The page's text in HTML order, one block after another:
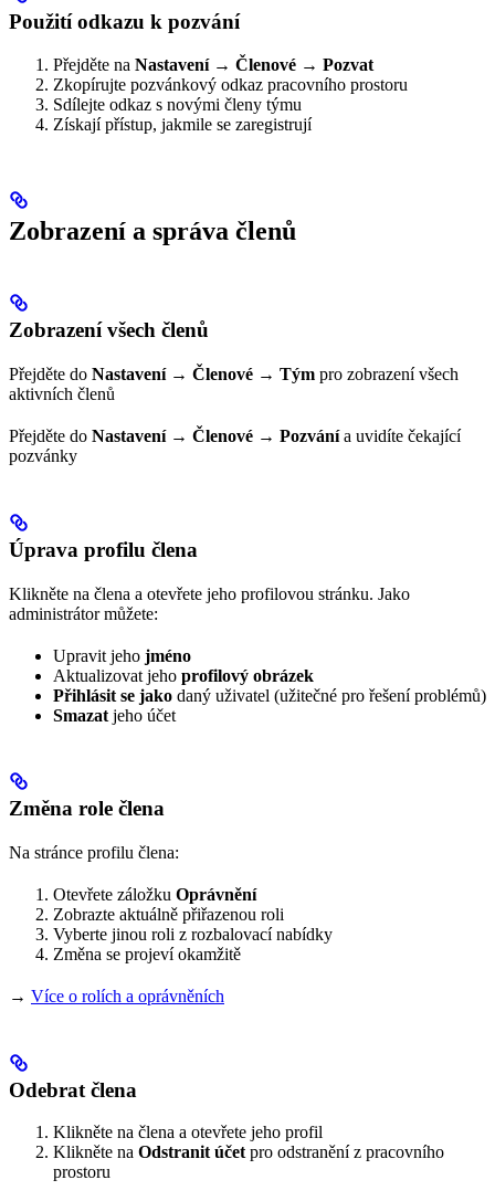
Použití odkazu k pozvání
Přejděte na Nastavení → Členové → Pozvat
Zkopírujte pozvánkový odkaz pracovního prostoru
Sdílejte odkaz s novými členy týmu
Získají přístup, jakmile se zaregistrují
Zobrazení a správa členů
Zobrazení všech členů
Přejděte do Nastavení → Členové → Tým pro zobrazení všech
aktivních členů
Přejděte do Nastavení → Členové → Pozvánía uvidíte čekající
pozvánky
Úprava profilu člena
Klikněte na člena a otevřete jeho profilovou stránku. Jako
administrátor můžete:
Upravit jeho jméno
Aktualizovat jeho profilový obrázek
Přihlásit se jako daný uživatel (užitečné pro řešení problémů)
Smazat jeho účet
Změna role člena
Na stránce profilu člena:
Otevřete záložku Oprávnění
Zobrazte aktuálně přiřazenou roli
Vyberte jinou roli z rozbalovací nabídky
Změna se projeví okamžitě
→ Více o rolích a oprávněních
Odebrat člena
Klikněte na člena a otevřete jeho profil
Klikněte na Odstranit účet pro odstranění z pracovního
prostoru